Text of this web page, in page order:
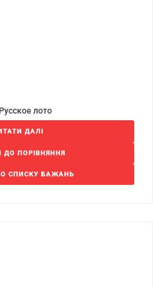
лото
ДАЛІ
ДО ПОРІВНЯННЯ
СПИСКУ БАЖАНЬ